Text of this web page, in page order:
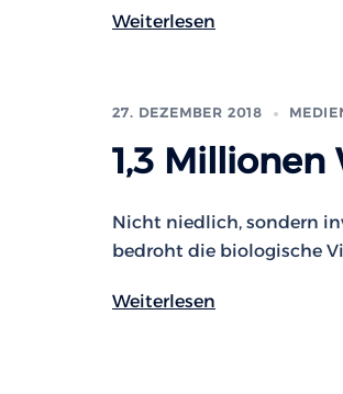
Weiterlesen
27. DEZEMBER 2018
1,3
Nicht niedlich, sondern
bedroht die biologische
Weiterlesen